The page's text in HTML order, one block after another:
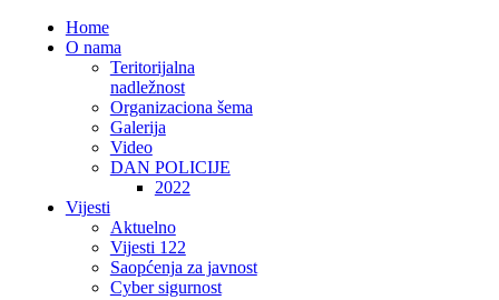
Home
O nama
Teritorijalna
nadležnost
Organizaciona šema
Galerija
Video
DAN POLICIJE
2022
Vijesti
Aktuelno
Vijesti 122
Saopćenja za javnost
Cyber sigurnost